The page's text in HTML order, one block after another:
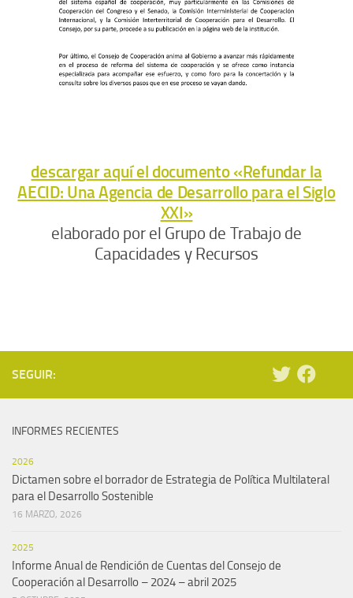
descargar aquí el documento «Refundar la
AECID: Una Agencia de Desarrollo para el Siglo
XXI»
elaborado por el Grupo de Trabajo de
Capacidades y Recursos
SEGUIR:
INFORMES RECIENTES
2026
Dictamen sobre el borrador de Estrategia de Política Multilateral
para el Desarrollo Sostenible
16 MARZO, 2026
2025
Informe Anual de Rendición de Cuentas del Consejo de
Cooperación al Desarrollo – 2024 – abril 2025